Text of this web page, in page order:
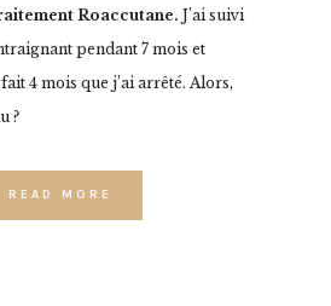
Roaccutane. J’ai suivi
pendant 7 mois et
4 mois que j’ai arrêté. Alors,
?
READ MORE